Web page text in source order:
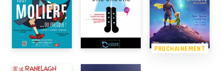
PROCHAINEMENT